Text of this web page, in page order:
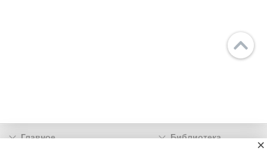
Главное Библиотека ×